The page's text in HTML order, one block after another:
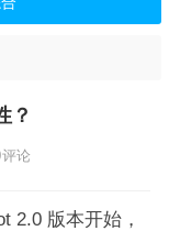
？
评论
2.0 版本开始，